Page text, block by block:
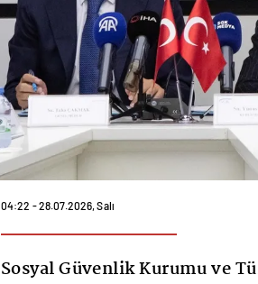
04:22 - 28.07.2026, Salı
Sosyal Güvenlik Kurumu ve